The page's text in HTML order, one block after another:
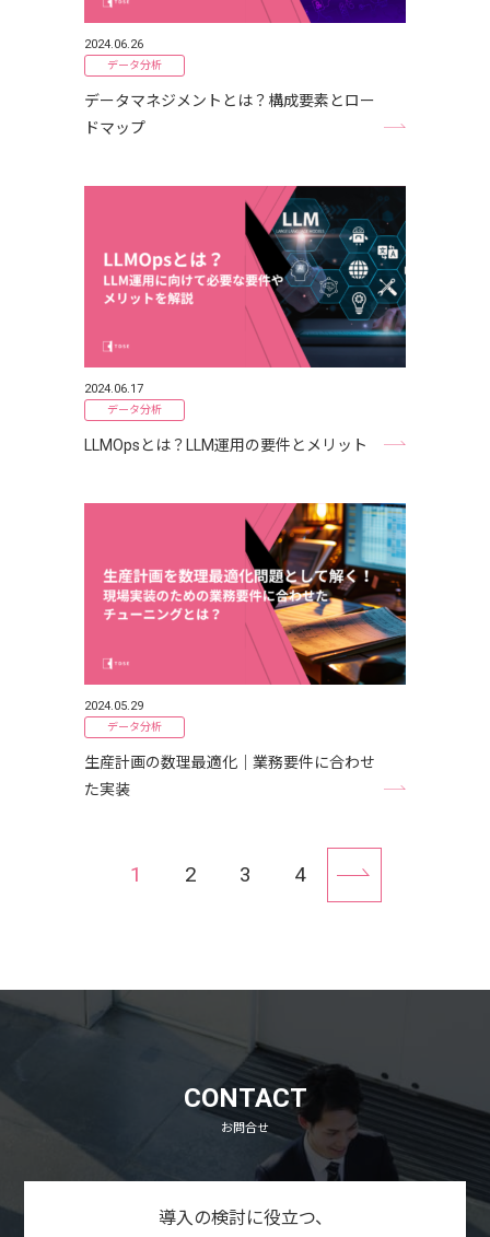
2024.06.26
データ分析
データマネジメントとは？構成要素とロー
ドマップ
2024.06.17
データ分析
LLMOpsとは？LLM運用の要件とメリット
2024.05.29
データ分析
生産計画の数理最適化｜業務要件に合わせ
た実装
1 2 3 4
CONTACT
お問合せ
導入の検討に役立つ、